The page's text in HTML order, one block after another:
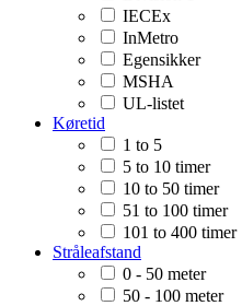
IECEx
InMetro
Egensikker
MSHA
UL-listet
Køretid
1 to 5
5 to 10 timer
10 to 50 timer
51 to 100 timer
101 to 400 timer
Stråleafstand
0 - 50 meter
50 - 100 meter